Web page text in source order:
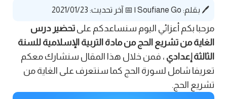
🖊️ بقلم: Soufiane Go
| 📅 آخر تحديث: 2021/01/23
مرحبا بكم أعزائي اليوم سنساعدكم على تحضير درس
الغاية من تشريع الحج من مادة التربية الإسلامية للسنة
الثالثة إعدادي ، فمن خلال هذا المقال سنشارك معكم
تعريفا شامل لسورة الحج كما سنتعرف على الغاية من
تشريع الحج.